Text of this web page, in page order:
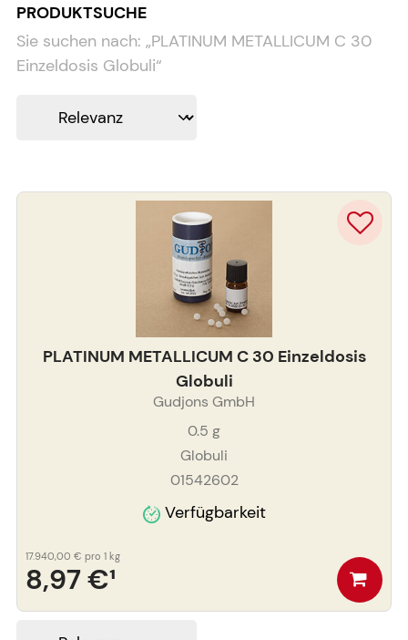
PRODUKTSUCHE
Sie suchen nach: „PLATINUM METALLICUM C 30
Einzeldosis Globuli“
PLATINUM METALLICUM C 30 Einzeldosis
Globuli
Gudjons GmbH
0.5 g
Globuli
01542602
Verfügbarkeit
8,97 €¹
17.940,00 € pro 1 kg